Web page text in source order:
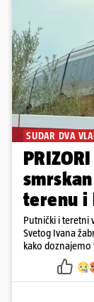
SUDAR DVA
terenu i
Putnički i teretni
Svetog Ivana
kako
vlaka. Zatvoren je promet, a fotoreporteri Prigorskog objavili su
prve snimke s